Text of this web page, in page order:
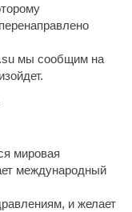
мы сообщим на
мировая
международный
и желает